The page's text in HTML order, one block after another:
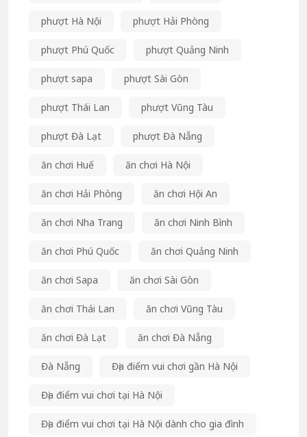
phượt Hà Nội phượt Hải Phòng
phượt Phú Quốc phượt Quảng Ninh
phượt sapa phượt Sài Gòn
phượt Thái Lan phượt Vũng Tàu
phượt Đà Lạt phượt Đà Nẵng
ăn chơi Huế ăn chơi Hà Nội
ăn chơi Hải Phòng ăn chơi Hội An
ăn chơi Nha Trang ăn chơi Ninh Bình
ăn chơi Phú Quốc ăn chơi Quảng Ninh
ăn chơi Sapa ăn chơi Sài Gòn
ăn chơi Thái Lan ăn chơi Vũng Tàu
ăn chơi Đà Lạt ăn chơi Đà Nẵng
Đà Nẵng Địa điểm vui chơi gần Hà Nội
Địa điểm vui chơi tại Hà Nội
Địa điểm vui chơi tại Hà Nội dành cho gia đình